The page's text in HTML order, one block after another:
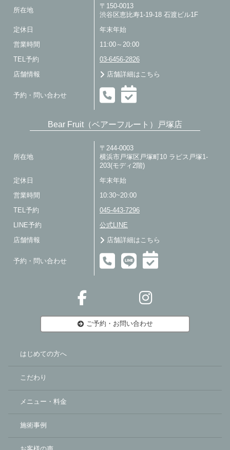
所在地
〒150-0013
渋谷区恵比寿1-19-18 石渡ビル1F
定休日 年末年始
営業時間 11:00～20:00
TEL予約 03-6456-2826
店舗情報 店舗詳細はこちら
予約・問い合わせ
Bear Fruit（ベアーフルート）戸塚店
所在地
〒244-0003
横浜市戸塚区戸塚町10 ラピス戸塚1-
203(モディ2階)
定休日 年末年始
営業時間 10:30~20:00
TEL予約 045-443-7296
LINE予約 公式LINE
店舗情報 店舗詳細はこちら
予約・問い合わせ
ご予約・お問い合わせ
はじめての方へ
こだわり
メニュー・料金
施術事例